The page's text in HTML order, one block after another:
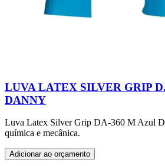
LUVA LATEX SILVER GRIP
DANNY
Luva Latex Silver Grip DA-360 M Azul
química e mecânica.
Adicionar ao orçamento